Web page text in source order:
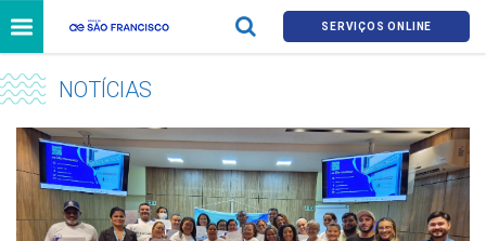
SERVIÇOS ONLINE
NOTÍCIAS